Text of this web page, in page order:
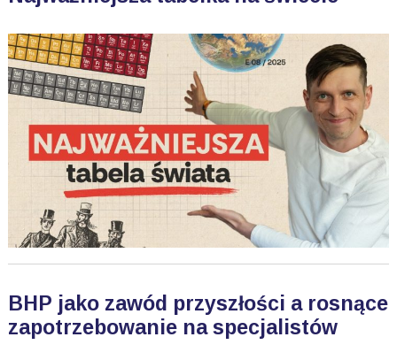
BHP jako zawód przyszłości a rosnące
zapotrzebowanie na specjalistów